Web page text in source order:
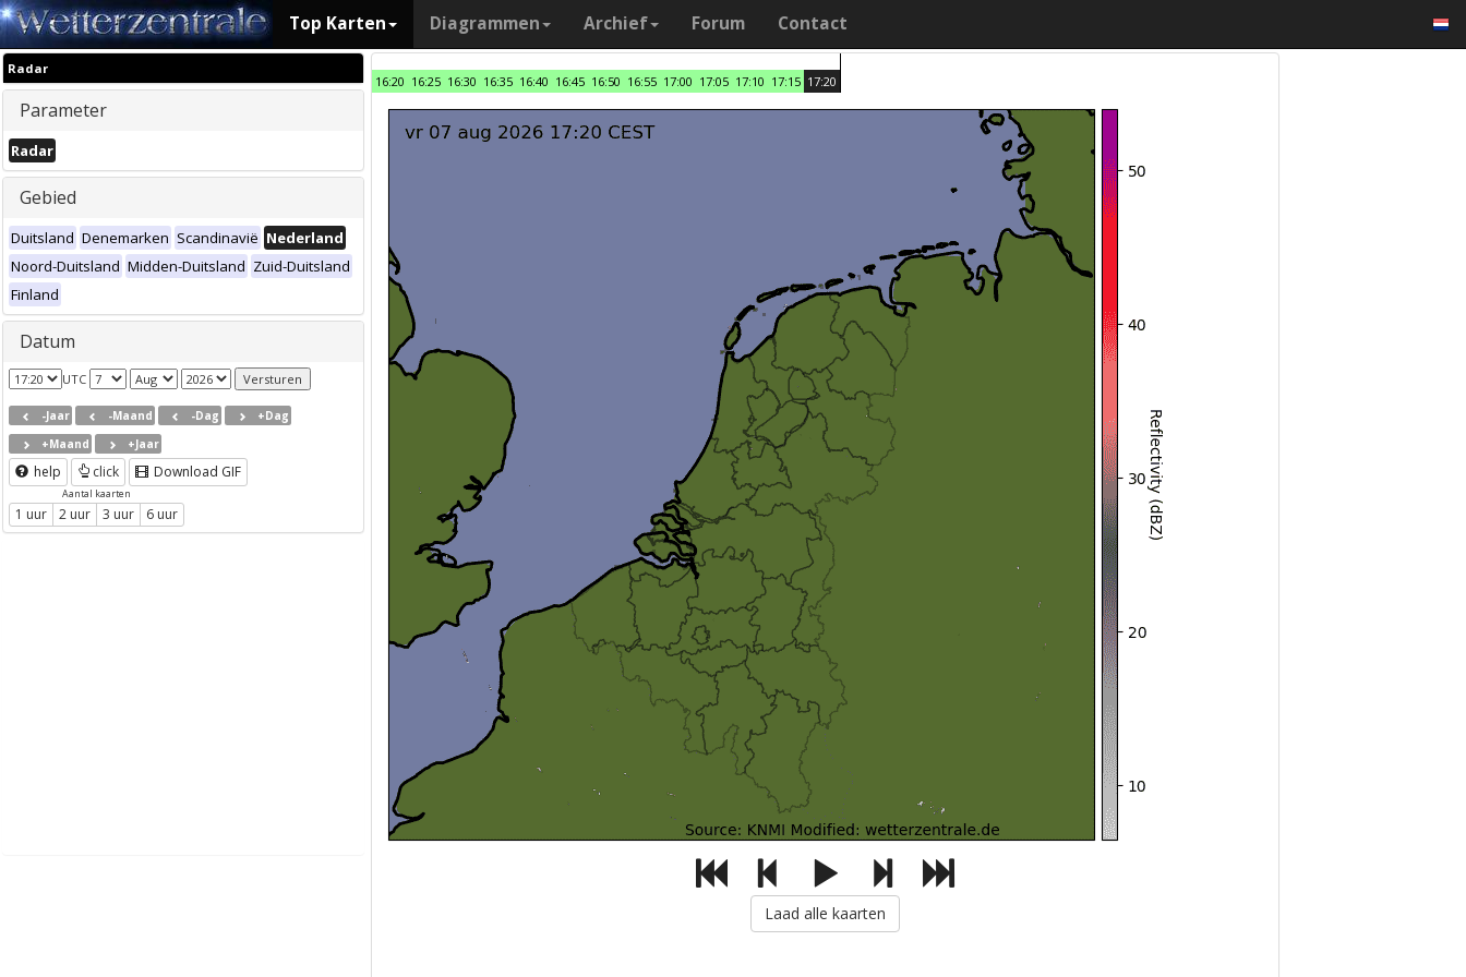
Top Karten Diagrammen Archief Forum Contact
Radar
Parameter
Radar
Gebied
Duitsland Denemarken Scandinavië Nederland
Noord-Duitsland Midden-Duitsland Zuid-Duitsland
Finland
Datum
UTC
-Jaar -Maand -Dag
+Dag
+Maand
+Jaar
help click Download GIF
Aantal kaarten
1 uur 2 uur 3 uur 6 uur
16:20 16:25 16:30 16:35 16:40 16:45 16:50 16:55 17:00 17:05 17:10 17:15 17:20
Laad alle kaarten